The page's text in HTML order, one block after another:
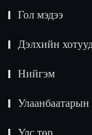
Гол мэдээ
Дэлхийн
Нийгэм